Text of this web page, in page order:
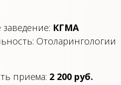
КГМА
Отоларингологии
приема: 2 200 руб.